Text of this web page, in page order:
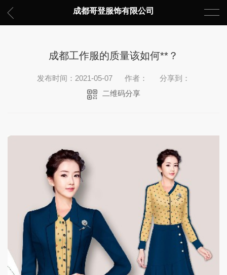
成都哥登服饰有限公司
成都工作服的质量该如何**？
发布时间：2021-05-07 作者：
分享到：
二维码分享